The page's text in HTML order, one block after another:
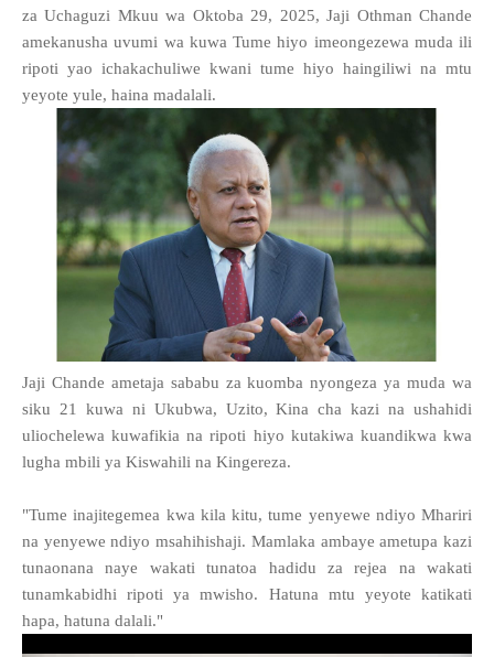
za Uchaguzi Mkuu wa Oktoba 29, 2025, Jaji Othman Chande
amekanusha uvumi wa kuwa Tume hiyo imeongezewa muda ili
ripoti yao ichakachuliwe kwani tume hiyo haingiliwi na mtu
yeyote yule, haina madalali.
Jaji Chande ametaja sababu za kuomba nyongeza ya muda wa
siku 21 kuwa ni Ukubwa, Uzito, Kina cha kazi na ushahidi
uliochelewa kuwafikia na ripoti hiyo kutakiwa kuandikwa kwa
lugha mbili ya Kiswahili na Kingereza.
"Tume inajitegemea kwa kila kitu, tume yenyewe ndiyo Mhariri
na yenyewe ndiyo msahihishaji. Mamlaka ambaye ametupa kazi
tunaonana naye wakati tunatoa hadidu za rejea na wakati
tunamkabidhi ripoti ya mwisho. Hatuna mtu yeyote katikati
hapa, hatuna dalali."